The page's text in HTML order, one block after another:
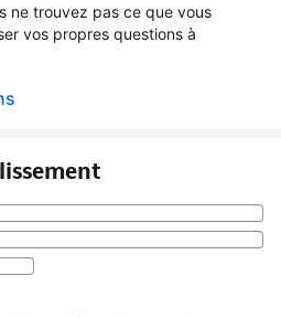
ne trouvez pas ce que vous
vos propres questions à